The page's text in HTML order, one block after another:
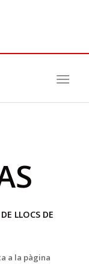
LLOCS DE
a la pàgina